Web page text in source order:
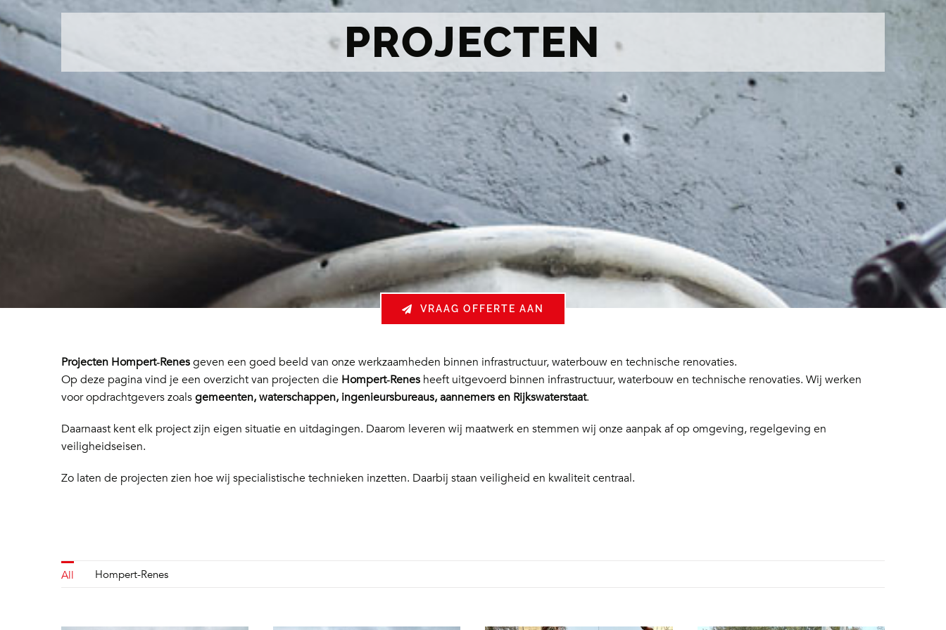
PROJECTEN
VRAAG OFFERTE AAN
Projecten Hompert‑Renesgeven een goed beeld van onze werkzaamheden binnen infrastructuur, waterbouw en technische renovaties.
Op deze pagina vind je een overzicht van projecten die Hompert‑Renesheeft uitgevoerd binnen infrastructuur, waterbouw en technische renovaties. Wij werken
voor opdrachtgevers zoalsgemeenten, waterschappen, ingenieursbureaus, aannemers en Rijkswaterstaat.
Daarnaast kent elk project zijn eigen situatie en uitdagingen. Daarom leveren wij maatwerk en stemmen wij onze aanpak af op omgeving, regelgeving en
veiligheidseisen.
Zo laten de projecten zien hoe wij specialistische technieken inzetten. Daarbij staan veiligheid en kwaliteit centraal.
All Hompert-Renes